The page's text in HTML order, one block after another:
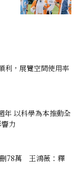
，展覽空間使用率
年 以科學為本推動全
力
78萬 王鴻薇：釋